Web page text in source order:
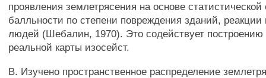
проявления землетрясения на основе статистической
балльности по степени повреждения зданий, реакции
людей (Шебалин, 1970). Это содействует построению
реальной карты изосейст.
В. Изучено пространственное распределение